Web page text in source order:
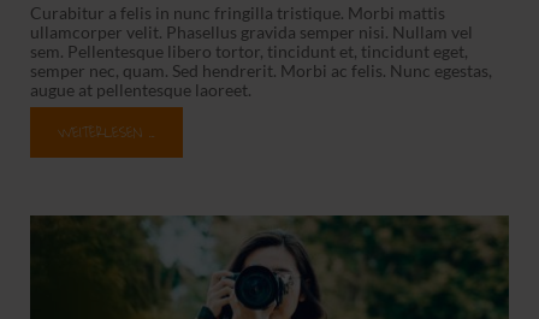
Curabitur a felis in nunc fringilla tristique. Morbi mattis
ullamcorper velit. Phasellus gravida semper nisi. Nullam vel
sem. Pellentesque libero tortor, tincidunt et, tincidunt eget,
semper nec, quam. Sed hendrerit. Morbi ac felis. Nunc egestas,
augue at pellentesque laoreet.
WEITERLESEN …